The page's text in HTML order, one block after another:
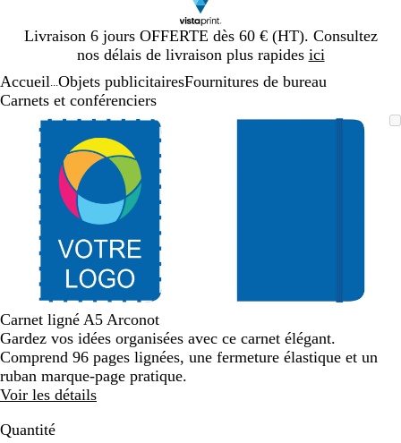
Livraison 6 jours OFFERTE dès 60 € (HT). Consultez
nos délais de livraison plus rapides ici
Diapositive
1
Accueil Objets publicitairesFournitures de bureau
Carnets et conférenciers
Image
zoomable
Zoom
au
minimum
Cliquez
pour
développer
Utilisez
les
touches
plus
moins
zoomer
et
les
touches
fléchées
pour
faire
défiler
Image
Zoom
Cliquez
Utilisez
touches
pour
faire
Diapositive
Carnet ligné A5 Arconot
Gardez vos idées organisées avec ce carnet élégant.
Comprend 96 pages lignées, une fermeture élastique et un
ruban marque-page pratique.
Voir les détails
Quantité